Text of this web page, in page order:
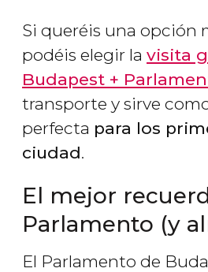
Si queréis una opción
podéis elegir la visita
Budapest +
transporte y sirve
perfecta para los
ciudad.
El mejor
Parlamento (y
El Parlamento de